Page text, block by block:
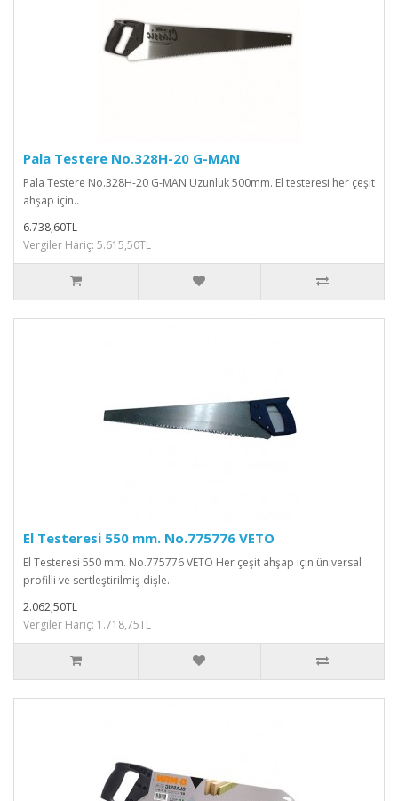
Pala Testere No.328H-20 G-MAN
Pala Testere No.328H-20 G-MAN Uzunluk 500mm. El testeresi her çeşit
ahşap için..
6.738,60TL
Vergiler Hariç: 5.615,50TL
El Testeresi 550 mm. No.775776 VETO
El Testeresi 550 mm. No.775776 VETO Her çeşit ahşap için üniversal
profilli ve sertleştirilmiş dişle..
2.062,50TL
Vergiler Hariç: 1.718,75TL